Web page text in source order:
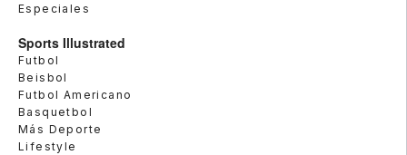
Especiales
Sports Illustrated
Futbol
Beisbol
Futbol Americano
Basquetbol
Más Deporte
Lifestyle